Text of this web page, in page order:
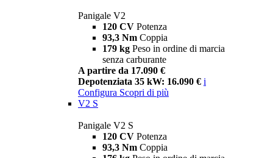
Panigale V2
120 CV Potenza
93,3 Nm Coppia
179 kg Peso in ordine di marcia
senza carburante
A partire da 17.090 €
Depotenziata 35 kW: 16.090 € i
Configura Scopri di più
V2 S
Panigale V2 S
120 CV Potenza
93,3 Nm Coppia